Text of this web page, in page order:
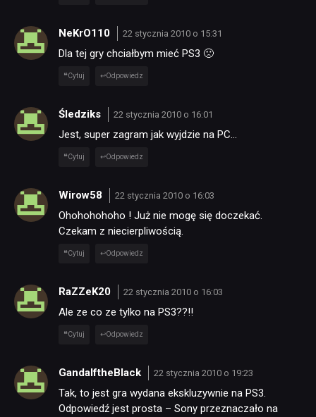
NeKrO110 22 stycznia 2010 o 15:31
Dla tej gry chciałbym mieć PS3 🙁
Cytuj Odpowiedz
Śledziks 22 stycznia 2010 o 16:01
Jest, super zagram jak wyjdzie na PC…
Cytuj Odpowiedz
Wirow58 22 stycznia 2010 o 16:03
Ohohohohoho ! Już nie mogę się doczekać.
Czekam z niecierpliwością.
Cytuj Odpowiedz
RaZZeK20 22 stycznia 2010 o 16:03
Ale ze co ze tylko na PS3??!!
Cytuj Odpowiedz
GandalftheBlack 22 stycznia 2010 o 19:23
Tak, to jest gra wydana ekskluzywnie na PS3.
Odpowiedź jest prosta – Sony przeznaczało na